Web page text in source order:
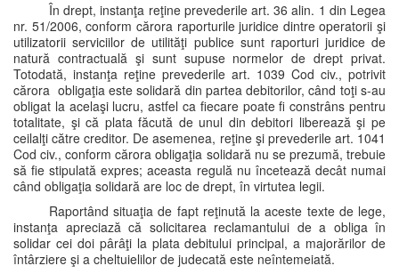
În drept, instanţa reţine prevederile art. 36 alin. 1 din Legea
nr. 51/2006, conform cărora raporturile juridice dintre operatorii şi
utilizatorii serviciilor de utilităţi publice sunt raporturi juridice de
natură contractuală şi sunt supuse normelor de drept privat.
Totodată, instanţa reţine prevederile art. 1039 Cod civ., potrivit
cărora obligaţia este solidară din partea debitorilor, când toţi s-au
obligat la acelaşi lucru, astfel ca fiecare poate fi constrâns pentru
totalitate, şi că plata făcută de unul din debitori liberează şi pe
ceilalţi către creditor. De asemenea, reţine şi prevederile art. 1041
Cod civ., conform cărora obligaţia solidară nu se prezumă, trebuie
să fie stipulată expres; aceasta regulă nu încetează decât numai
când obligaţia solidară are loc de drept, în virtutea legii.
Raportând situaţia de fapt reţinută la aceste texte de lege,
instanţa apreciază că solicitarea reclamantului de a obliga în
solidar cei doi pârâţi la plata debitului principal, a majorărilor de
întârziere şi a cheltuielilor de judecată este neîntemeiată.